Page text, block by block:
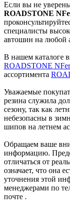
Если вы не
ROADSTONE
специалисты
автошин на любой
В нашем каталоге
ROADSTONE
ассортимента
Уважаемые
резина служила
сезону, так как
небезопасны в
шипов на летнем
Обращаем ваше
информацию.
отличаться от
означает, что она
уточнения этой
менеджерами по
почте .